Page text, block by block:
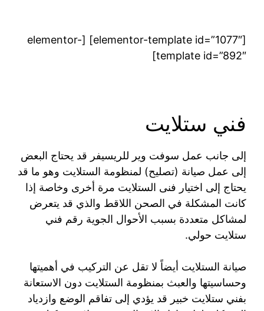
[elementor-template id=”1077″] [elementor-
template id=”892″]
فني ستلايت
إلى جانب عمل سوفت وير للريسيفر قد يحتاج البعض
إلى عمل صيانة (تصليح) لمنظومة الستلايت وهو ما قد
يحتاج إلى اختيار فنى الستلايت مرة أخرى وخاصة إذا
كانت المشكلة في الصحن اللاقط والذي قد يتعرض
لمشاكل متعددة بسبب الأحوال الجوية رقم فني
ستلايت حولي.
صيانة الستلايت أيضاً لا تقل عن التركيب في أهميتها
وحساسيتها والعبث بمنظومة الستلايت دون الاستعانة
بفني ستلايت خبير قد يؤدي إلى تفاقم الوضع وازدياد